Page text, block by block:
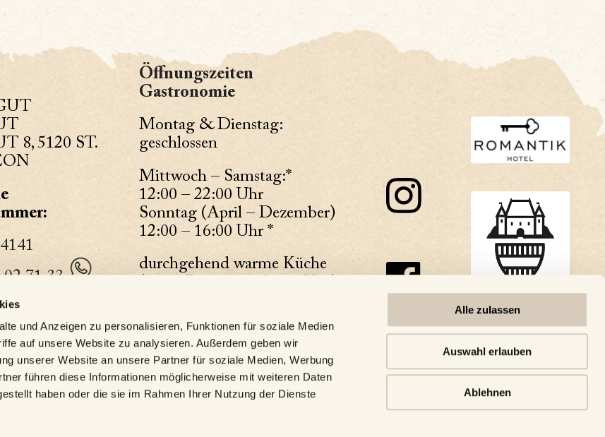
und Anzeigen zu personalisieren, Funktionen für soziale Medien
auf unsere Website zu analysieren. Außerdem geben wir
unserer Website an unsere Partner für soziale Medien, Werbung
führen diese Informationen möglicherweise mit weiteren Daten
haben oder die sie im Rahmen Ihrer Nutzung der Dienste
Alle zulassen
Auswahl erlauben
Ablehnen
8, 5120 ST.
02 71 33
Mailadresse:
Öffnungszeiten
Gastronomie
Montag & Dienstag:
geschlossen
Mittwoch – Samstag:*
12:00 – 22:00 Uhr
Sonntag (April – Dezember)
12:00 – 16:00 Uhr *
durchgehend warme Küche
Auszeit – 1. Sonntag im
Monat ab 10 Uhr)
Bürozeiten
Montag – Freitag: 9-17